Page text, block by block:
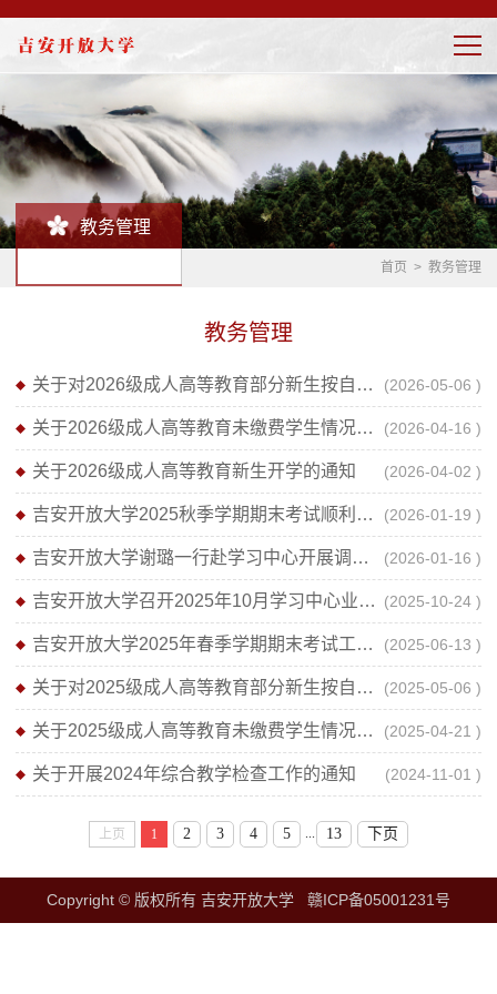
教务管理
首页 > 教务管理
教务管理
(2026-05-06 )
关于对2026级成人高等教育部分新生按自动放弃入学资格处理决定的公示
(2026-04-16 )
关于2026级成人高等教育未缴费学生情况的通报
(2026-04-02 )
关于2026级成人高等教育新生开学的通知
(2026-01-19 )
吉安开放大学2025秋季学期期末考试顺利结束
(2026-01-16 )
吉安开放大学谢璐一行赴学习中心开展调研工作
(2025-10-24 )
吉安开放大学召开2025年10月学习中心业务工作会
(2025-06-13 )
吉安开放大学2025年春季学期期末考试工作部署暨业务工作会
(2025-05-06 )
关于对2025级成人高等教育部分新生按自动放弃入学资格处理决定的公示
(2025-04-21 )
关于2025级成人高等教育未缴费学生情况的通报
(2024-11-01 )
关于开展2024年综合教学检查工作的通知
上页 1 2 3 4 5 ... 13 下页
Copyright © 版权所有 吉安开放大学 赣ICP备05001231号